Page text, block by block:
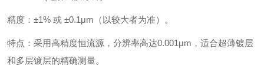
精度‌：±1% 或 ±0.1μm（以较大者为准）。
特点‌：采用高精度恒流源，分辨率高达0.001μm，适合超薄镀层
和多层镀层的精确测量。